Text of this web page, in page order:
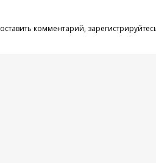
комментарий,